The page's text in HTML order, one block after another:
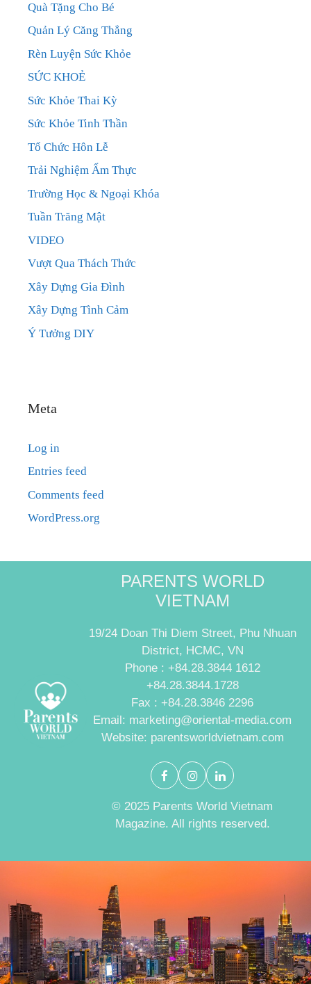
Quà Tặng Cho Bé
Quản Lý Căng Thẳng
Rèn Luyện Sức Khỏe
SỨC KHOẺ
Sức Khỏe Thai Kỳ
Sức Khỏe Tinh Thần
Tổ Chức Hôn Lễ
Trải Nghiệm Ẩm Thực
Trường Học & Ngoại Khóa
Tuần Trăng Mật
VIDEO
Vượt Qua Thách Thức
Xây Dựng Gia Đình
Xây Dựng Tình Cảm
Ý Tưởng DIY
Meta
Log in
Entries feed
Comments feed
WordPress.org
PARENTS WORLD
VIETNAM
19/24 Doan Thi Diem Street, Phu Nhuan
District, HCMC, VN
Phone : +84.28.3844 1612
+84.28.3844.1728
Fax : +84.28.3846 2296
Email: marketing@oriental-media.com
Website: parentsworldvietnam.com
© 2025 Parents World Vietnam
Magazine. All rights reserved.